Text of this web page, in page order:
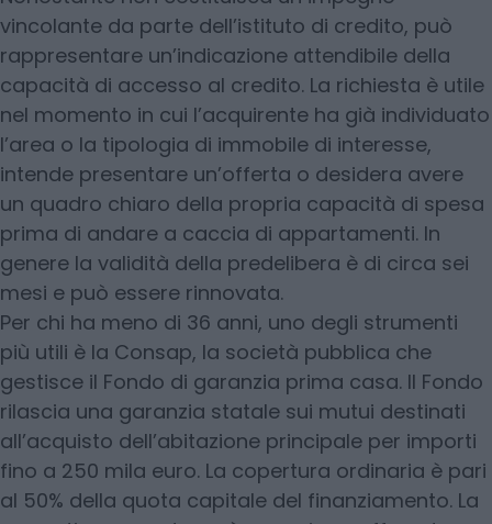
vincolante da parte dell’istituto di credito, può
rappresentare un’indicazione attendibile della
capacità di accesso al credito. La richiesta è utile
nel momento in cui l’acquirente ha già individuato
l’area o la tipologia di immobile di interesse,
intende presentare un’offerta o desidera avere
un quadro chiaro della propria capacità di spesa
prima di andare a caccia di appartamenti. In
genere la validità della predelibera è di circa sei
mesi e può essere rinnovata.
Per chi ha meno di 36 anni, uno degli strumenti
più utili è la Consap, la società pubblica che
gestisce il Fondo di garanzia prima casa. Il Fondo
rilascia una garanzia statale sui mutui destinati
all’acquisto dell’abitazione principale per importi
fino a 250 mila euro. La copertura ordinaria è pari
al 50% della quota capitale del finanziamento. La